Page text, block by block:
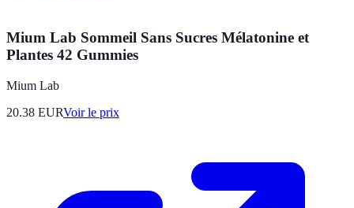
Mium Lab Sommeil Sans Sucres Mélatonine et
Plantes 42 Gummies
Mium Lab
20.38 EURVoir le prix